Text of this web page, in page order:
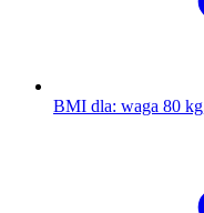
BMI dla: waga 80